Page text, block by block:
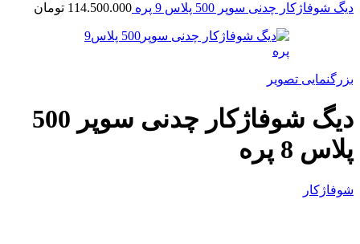
دیگ شوفاژکار چدنی سوپر 500 پلاس 9 پره 114.500.000 تومان
بزرگنمایی تصویر
دیگ شوفاژکار چدنی سوپر 500
پلاس 8 پره
شوفاژکار